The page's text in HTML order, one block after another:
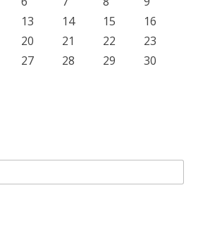
13 14 15
16
20 21 22
23
27 28 29
30